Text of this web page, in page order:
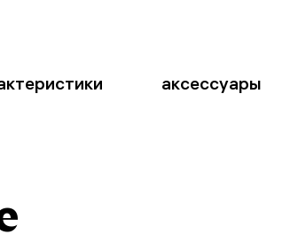
аксессуары